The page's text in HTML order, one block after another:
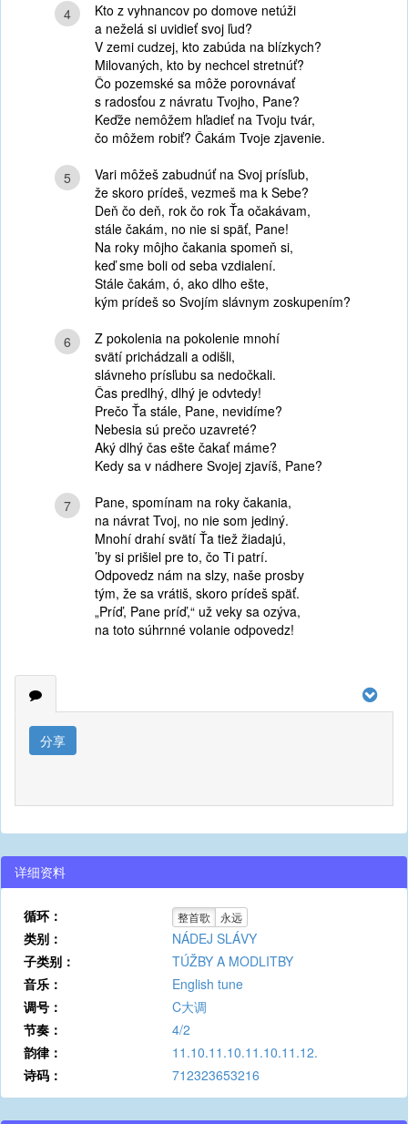
4
Kto z vyhnancov po domove netúži
a neželá si uvidieť svoj ľud?
V zemi cudzej, kto zabúda na blízkych?
Milovaných, kto by nechcel stretnúť?
Čo pozemské sa môže porovnávať
s radosťou z návratu Tvojho, Pane?
Keďže nemôžem hľadieť na Tvoju tvár,
čo môžem robiť? Čakám Tvoje zjavenie.
5
Vari môžeš zabudnúť na Svoj prísľub,
že skoro prídeš, vezmeš ma k Sebe?
Deň čo deň, rok čo rok Ťa očakávam,
stále čakám, no nie si späť, Pane!
Na roky môjho čakania spomeň si,
keď sme boli od seba vzdialení.
Stále čakám, ó, ako dlho ešte,
kým prídeš so Svojím slávnym zoskupením?
6
Z pokolenia na pokolenie mnohí
svätí prichádzali a odišli,
slávneho prísľubu sa nedočkali.
Čas predlhý, dlhý je odvtedy!
Prečo Ťa stále, Pane, nevidíme?
Nebesia sú prečo uzavreté?
Aký dlhý čas ešte čakať máme?
Kedy sa v nádhere Svojej zjavíš, Pane?
7
Pane, spomínam na roky čakania,
na návrat Tvoj, no nie som jediný.
Mnohí drahí svätí Ťa tiež žiadajú,
’by si prišiel pre to, čo Ti patrí.
Odpovedz nám na slzy, naše prosby
tým, že sa vrátiš, skoro prídeš späť.
„Príď, Pane príď,“ už veky sa ozýva,
na toto súhrnné volanie odpovedz!
分享
详细资料
循环： 整首歌 永远
类别：
NÁDEJ SLÁVY
子类别：
TÚŽBY A MODLITBY
音乐：
English tune
调号：
C大调
节奏：
4/2
韵律：
11.10.11.10.11.10.11.12.
诗码：
712323653216